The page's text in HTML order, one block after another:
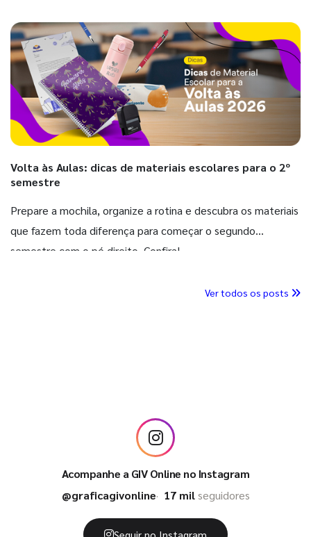
Volta às Aulas: dicas de materiais escolares para o 2º
semestre
Prepare a mochila, organize a rotina e descubra os materiais
que fazem toda diferença para começar o segundo
semestre com o pé direito. Confira!
Ver todos os posts
Acompanhe a GIV Online no Instagram
@graficagivonline
17 milseguidores